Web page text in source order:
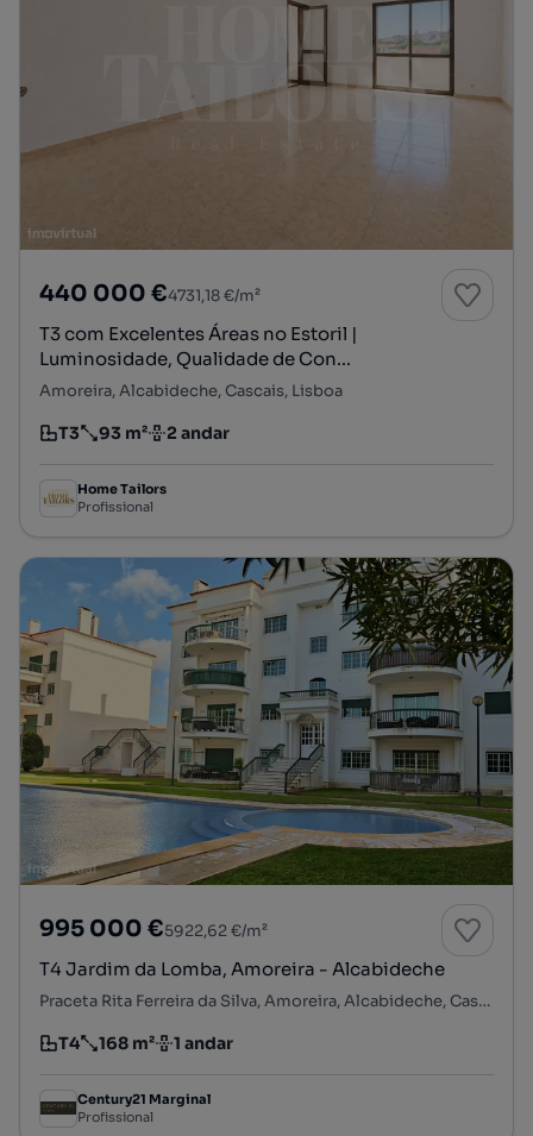
440 000 €4731,18 €/m²
T3 com Excelentes Áreas no Estoril |
Luminosidade, Qualidade de Con...
Amoreira, Alcabideche, Cascais, Lisboa
Tipologia
T3
Preço por metro quadrado
93 m²
Andar 2 andar
Home Tailors
Profissional
995 000 €5922,62 €/m²
T4 Jardim da Lomba, Amoreira - Alcabideche
Praceta Rita Ferreira da Silva, Amoreira, Alcabideche, Cascais, Lisboa
Tipologia
T4
Preço por metro quadrado
168 m²
Andar 1 andar
Century21 Marginal
Profissional